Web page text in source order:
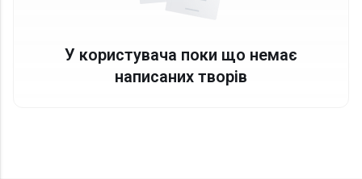
У користувача поки що немає
написаних творів